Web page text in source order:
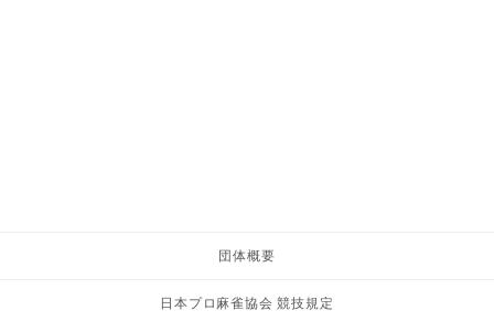
団体概要
日本プロ麻雀協会 競技規定